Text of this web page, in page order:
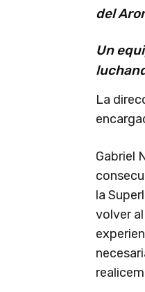
del
Un
La
Gabriel
la
volver